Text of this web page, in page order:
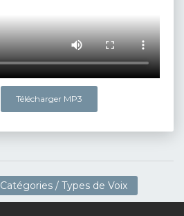
Télécharger MP3
Catégories / Types de Voix